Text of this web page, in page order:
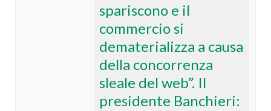
spariscono e il
commercio si
dematerializza a causa
della concorrenza
sleale del web”. Il
presidente Banchieri: